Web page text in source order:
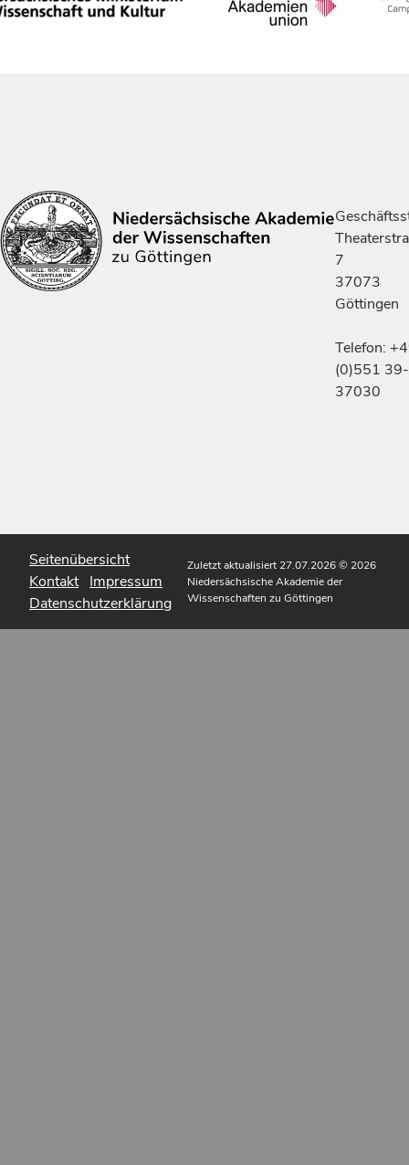
7
37073
Göttingen
Telefon:
(0)551 39-
37030
Seitenübersicht
Kontakt Impressum
Datenschutzerklärung
Zuletzt aktualisiert 27.07.2026© 2026
Niedersächsische Akademie der
Wissenschaften zu Göttingen